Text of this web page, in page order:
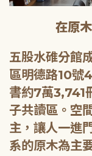
在原
五股水碓分館
區明德路10號
書約7萬3,741
子共讀區。空
主，讓人一進
系的原木為主